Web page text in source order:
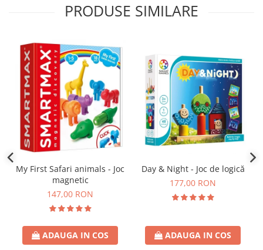
PRODUSE SIMILARE
My First Safari animals - Joc
magnetic
147,00 RON
ADAUGA IN COS
Day & Night - Joc de logică
177,00 RON
ADAUGA IN COS